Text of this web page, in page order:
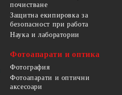
почистване
Защитна екипировка за
безопасност при работа
Наука и лаборатории
Фотоапарати и оптика
Фотография
Фотоапарати и оптични
аксесоари